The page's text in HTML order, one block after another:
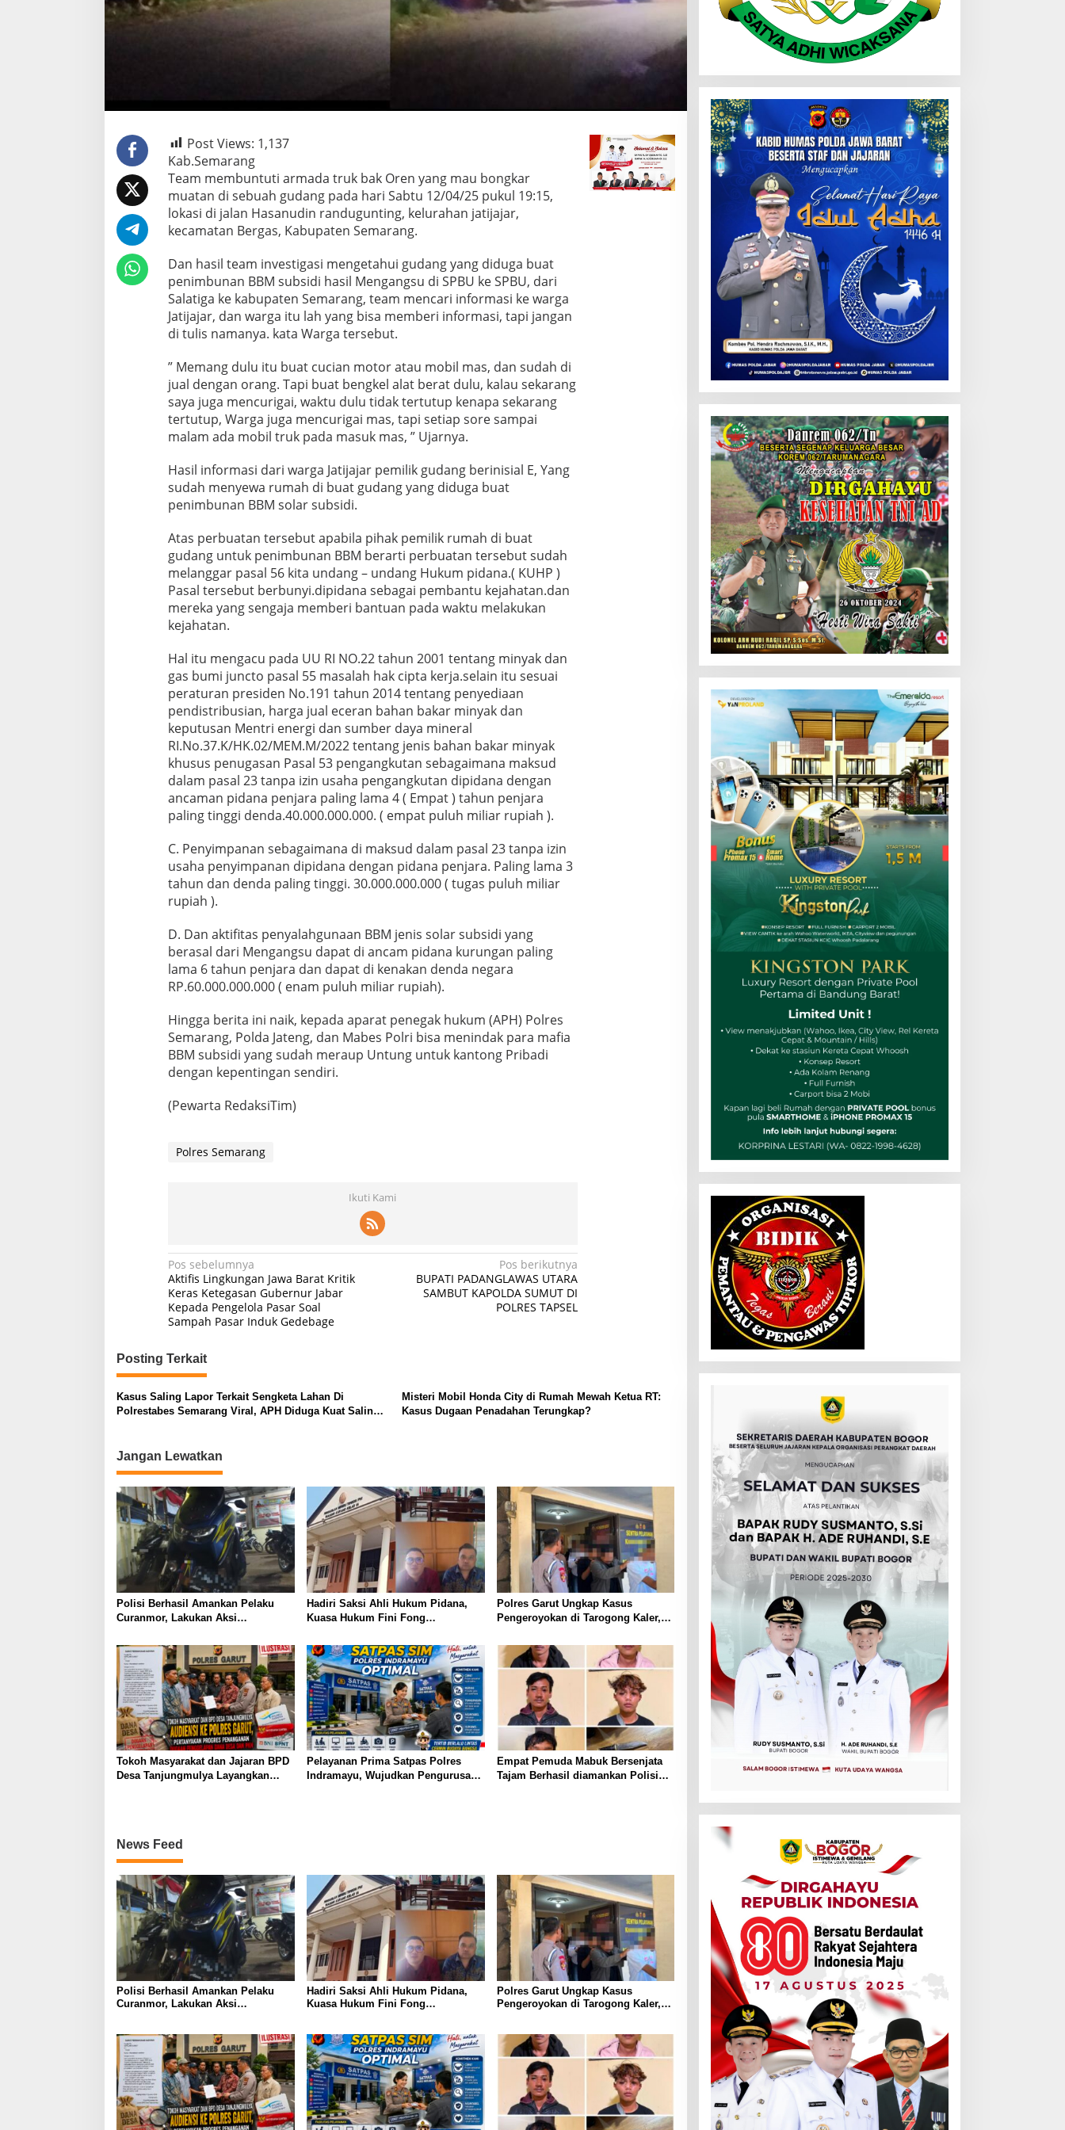
Post Views: 1,137
Kab.Semarang
Team membuntuti armada truk bak Oren yang mau bongkar
muatan di sebuah gudang pada hari Sabtu 12/04/25 pukul 19:15,
lokasi di jalan Hasanudin randugunting, kelurahan jatijajar,
kecamatan Bergas, Kabupaten Semarang.
Dan hasil team investigasi mengetahui gudang yang diduga buat
penimbunan BBM subsidi hasil Mengangsu di SPBU ke SPBU, dari
Salatiga ke kabupaten Semarang, team mencari informasi ke warga
Jatijajar, dan warga itu lah yang bisa memberi informasi, tapi jangan
di tulis namanya. kata Warga tersebut.
” Memang dulu itu buat cucian motor atau mobil mas, dan sudah di
jual dengan orang. Tapi buat bengkel alat berat dulu, kalau sekarang
saya juga mencurigai, waktu dulu tidak tertutup kenapa sekarang
tertutup, Warga juga mencurigai mas, tapi setiap sore sampai
malam ada mobil truk pada masuk mas, ” Ujarnya.
Hasil informasi dari warga Jatijajar pemilik gudang berinisial E, Yang
sudah menyewa rumah di buat gudang yang diduga buat
penimbunan BBM solar subsidi.
Atas perbuatan tersebut apabila pihak pemilik rumah di buat
gudang untuk penimbunan BBM berarti perbuatan tersebut sudah
melanggar pasal 56 kita undang – undang Hukum pidana.( KUHP )
Pasal tersebut berbunyi.dipidana sebagai pembantu kejahatan.dan
mereka yang sengaja memberi bantuan pada waktu melakukan
kejahatan.
Hal itu mengacu pada UU RI NO.22 tahun 2001 tentang minyak dan
gas bumi juncto pasal 55 masalah hak cipta kerja.selain itu sesuai
peraturan presiden No.191 tahun 2014 tentang penyediaan
pendistribusian, harga jual eceran bahan bakar minyak dan
keputusan Mentri energi dan sumber daya mineral
RI.No.37.K/HK.02/MEM.M/2022 tentang jenis bahan bakar minyak
khusus penugasan Pasal 53 pengangkutan sebagaimana maksud
dalam pasal 23 tanpa izin usaha pengangkutan dipidana dengan
ancaman pidana penjara paling lama 4 ( Empat ) tahun penjara
paling tinggi denda.40.000.000.000. ( empat puluh miliar rupiah ).
C. Penyimpanan sebagaimana di maksud dalam pasal 23 tanpa izin
usaha penyimpanan dipidana dengan pidana penjara. Paling lama 3
tahun dan denda paling tinggi. 30.000.000.000 ( tugas puluh miliar
rupiah ).
D. Dan aktifitas penyalahgunaan BBM jenis solar subsidi yang
berasal dari Mengangsu dapat di ancam pidana kurungan paling
lama 6 tahun penjara dan dapat di kenakan denda negara
RP.60.000.000.000 ( enam puluh miliar rupiah).
Hingga berita ini naik, kepada aparat penegak hukum (APH) Polres
Semarang, Polda Jateng, dan Mabes Polri bisa menindak para mafia
BBM subsidi yang sudah meraup Untung untuk kantong Pribadi
dengan kepentingan sendiri.
(Pewarta RedaksiTim)
Polres Semarang
Ikuti Kami
Navigasi
pos
Pos sebelumnya
Aktifis Lingkungan Jawa Barat Kritik
Keras Ketegasan Gubernur Jabar
Kepada Pengelola Pasar Soal
Sampah Pasar Induk Gedebage
Pos berikutnya
BUPATI PADANGLAWAS UTARA
SAMBUT KAPOLDA SUMUT DI
POLRES TAPSEL
Posting Terkait
Kasus Saling Lapor Terkait Sengketa Lahan Di
Polrestabes Semarang Viral, APH Diduga Kuat Saling
Misteri Mobil Honda City di Rumah Mewah Ketua RT:
Kasus Dugaan Penadahan Terungkap?
Jangan Lewatkan
Polisi Berhasil Amankan Pelaku
Curanmor, Lakukan Aksi
Menempel
Hadiri Saksi Ahli Hukum Pidana,
Kuasa Hukum Fini Fong
Hukum Dalam Penyitaan Aset Oleh
Polda Lampung
Polres Garut Ungkap Kasus
Pengeroyokan di Tarogong Kaler,
Diamankan
Tokoh Masyarakat dan Jajaran BPD
Desa Tanjungmulya Layangkan
Pelayanan Prima Satpas Polres
Indramayu, Wujudkan Pengurusan
Empat Pemuda Mabuk Bersenjata
Tajam Berhasil diamankan Polisi
News Feed
Polisi Berhasil Amankan Pelaku
Curanmor, Lakukan Aksi
Hadiri Saksi Ahli Hukum Pidana,
Kuasa Hukum Fini Fong
Polda Lampung
Polres Garut Ungkap Kasus
Pengeroyokan di Tarogong Kaler,